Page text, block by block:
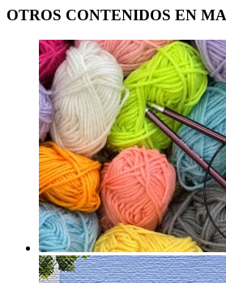
OTROS CONTENIDOS EN